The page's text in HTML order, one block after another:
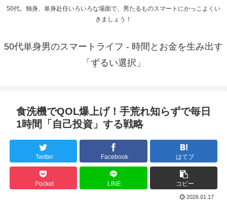
50代。独身、単身赴任いろいろな場面で、男たるものスマートにかっこよくい
きましょう！
50代単身男のスマートライフ - 時間とお金を生み出す
「ずるい選択」
食洗機でQOL爆上げ！手荒れ知らずで毎日
1時間「自己投資」する戦略
Twitter Facebook はてブ
Pocket LINE コピー
2026.01.17